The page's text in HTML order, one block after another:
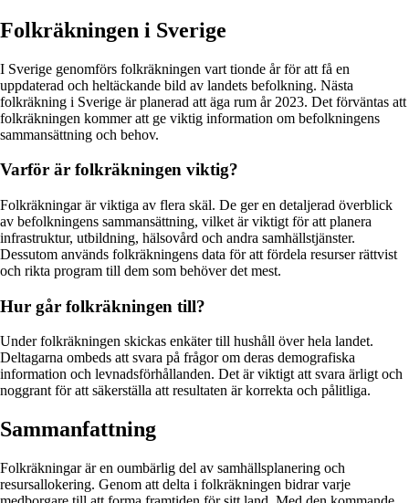
Folkräkningen i Sverige
I Sverige genomförs folkräkningen vart tionde år för att få en
uppdaterad och heltäckande bild av landets befolkning. Nästa
folkräkning i Sverige är planerad att äga rum år 2023. Det förväntas att
folkräkningen kommer att ge viktig information om befolkningens
sammansättning och behov.
Varför är folkräkningen viktig?
Folkräkningar är viktiga av flera skäl. De ger en detaljerad överblick
av befolkningens sammansättning, vilket är viktigt för att planera
infrastruktur, utbildning, hälsovård och andra samhällstjänster.
Dessutom används folkräkningens data för att fördela resurser rättvist
och rikta program till dem som behöver det mest.
Hur går folkräkningen till?
Under folkräkningen skickas enkäter till hushåll över hela landet.
Deltagarna ombeds att svara på frågor om deras demografiska
information och levnadsförhållanden. Det är viktigt att svara ärligt och
noggrant för att säkerställa att resultaten är korrekta och pålitliga.
Sammanfattning
Folkräkningar är en oumbärlig del av samhällsplanering och
resursallokering. Genom att delta i folkräkningen bidrar varje